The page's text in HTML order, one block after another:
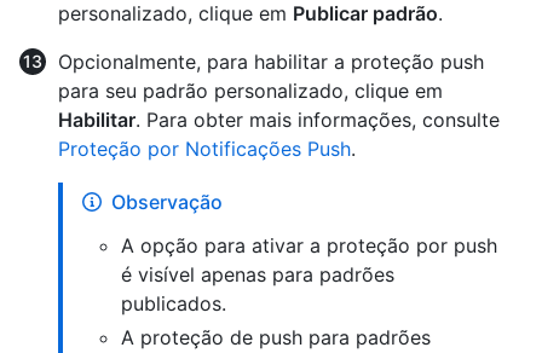
personalizado, clique em Publicar padrão.
Opcionalmente, para habilitar a proteção push
para seu padrão personalizado, clique em
Habilitar. Para obter mais informações, consulte
Proteção por Notificações Push.
Observação
A opção para ativar a proteção por push
é visível apenas para padrões
publicados.
A proteção de push para padrões